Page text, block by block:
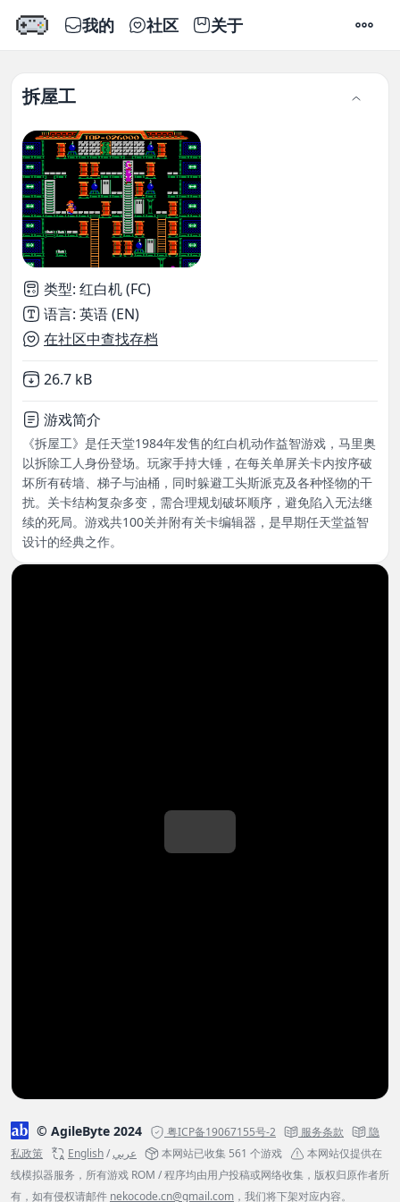
我的 社区 关于 设置
拆屋工
类型: 红白机 (FC)
语言: 英语 (EN)
在社区中查找存档
Not downloaded
26.7 kB
游戏简介
《拆屋工》是任天堂1984年发售的红白机动作益智游戏，马里奥
以拆除工人身份登场。玩家手持大锤，在每关单屏关卡内按序破
坏所有砖墙、梯子与油桶，同时躲避工头斯派克及各种怪物的干
扰。关卡结构复杂多变，需合理规划破坏顺序，避免陷入无法继
续的死局。游戏共100关并附有关卡编辑器，是早期任天堂益智
设计的经典之作。
© AgileByte 2024 粤ICP备19067155号-2 服务条款
隐
私政策
English/عربي 本网站已收集 561 个游戏
本网站仅提供在
线模拟器服务，所有游戏 ROM / 程序均由用户投稿或网络收集，版权归原作者所
有，如有侵权请邮件 nekocode.cn@gmail.com ，我们将下架对应内容。